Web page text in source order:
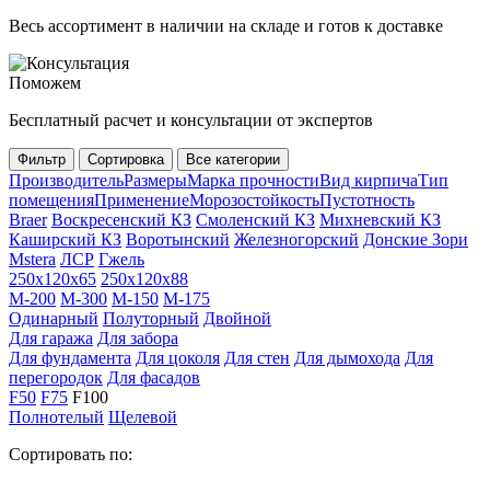
Весь ассортимент в наличии на складе и готов к доставке
Поможем
Бесплатный расчет и консультации от экспертов
Фильтр Сортировка Все категории
ПроизводительРазмерыМарка прочностиВид кирпичаТип
помещенияПрименениеМорозостойкостьПустотность
Braer Воскресенский КЗ Смоленский КЗ Михневский КЗ
Каширский КЗ Воротынский Железногорский Донские Зори
Mstera ЛСР Гжель
250х120х65 250х120х88
M-200 M-300 M-150 M-175
Одинарный Полуторный Двойной
Для гаража Для забора
Для фундамента Для цоколя Для стен Для дымохода Для
перегородок Для фасадов
F50 F75 F100
Полнотелый Щелевой
Сортировать по: